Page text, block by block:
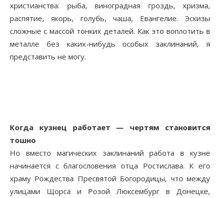
христианства: рыба, виноградная гроздь, хризма,
распятие, якорь, голубь, чаша, Евангелие. Эскизы
сложные с массой тонких деталей. Как это воплотить в
металле без каких-нибудь особых заклинаний, я
представить не могу.
Когда кузнец работает — чертям становится
тошно
Но вместо магических заклинаний работа в кузне
начинается с благословения отца Ростислава. К его
храму Рождества Пресвятой Богородицы, что между
улицами Щорса и Розой Люксембург в Донецке,